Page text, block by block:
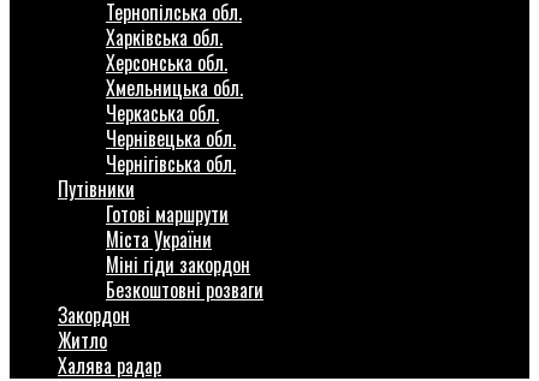
Тернопілська обл.
Харківська обл.
Херсонська обл.
Хмельницька обл.
Черкаська обл.
Чернівецька обл.
Чернігівська обл.
Путівники
Готові маршрути
Міста України
Міні гіди закордон
Безкоштовні розваги
Закордон
Житло
Халява радар